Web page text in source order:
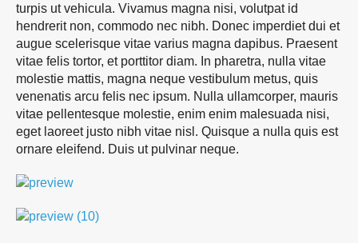
turpis ut vehicula. Vivamus magna nisi, volutpat id
hendrerit non, commodo nec nibh. Donec imperdiet dui et
augue scelerisque vitae varius magna dapibus. Praesent
vitae felis tortor, et porttitor diam. In pharetra, nulla vitae
molestie mattis, magna neque vestibulum metus, quis
venenatis arcu felis nec ipsum. Nulla ullamcorper, mauris
vitae pellentesque molestie, enim enim malesuada nisi,
eget laoreet justo nibh vitae nisl. Quisque a nulla quis est
ornare eleifend. Duis ut pulvinar neque.